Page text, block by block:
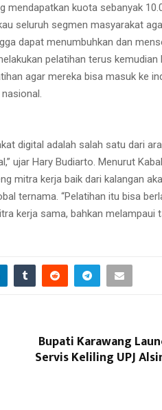
kuota sebanyak
seluruh segmen masyarakat
dapat menumbuhkan dan
pelatihan terus kemudian
agar mereka bisa masuk ke
digital adalah salah satu dari
ujar Hary Budiarto. Menurut
mitra kerja baik dari kalangan
ternama. “Pelatihan itu bisa
kerja sama, bahkan melampaui
Bupati Karawang
Servis Keliling UPJ